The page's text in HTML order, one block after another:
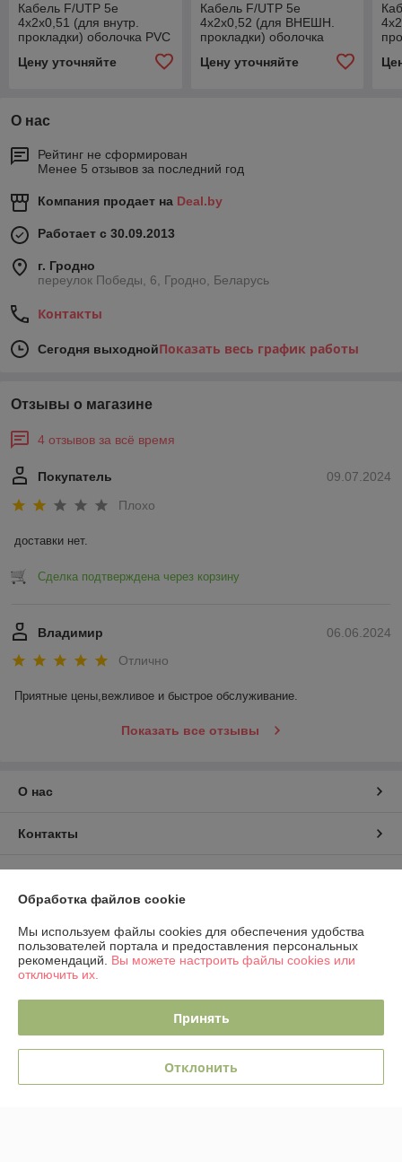
Кабель F/UTP 5е
4х2х0,51 (для внутр.
прокладки) оболочка PVC
Цену уточняйте
Кабель F/UTP 5е
4х2х0,52 (для ВНЕШН.
прокладки) оболочка
Цену уточняйте
О нас
Рейтинг не сформирован
Менее 5 отзывов за последний год
Компания продает на Deal.by
Работает с 30.09.2013
г. Гродно
переулок Победы, 6, Гродно, Беларусь
Контакты
Сегодня выходнойПоказать весь график работы
Отзывы о магазине
4 отзывов за всё время
09.07.2024
Покупатель
Плохо
доставки нет.
Сделка подтверждена через корзину
06.06.2024
Владимир
Отлично
Приятные цены,вежливое и быстрое обслуживание.
Показать все отзывы
О нас
Контакты
Полная версия сайта
Политика обработки cookies
Обработка файлов cookie
Мы используем файлы cookies для обеспечения удобства
пользователей портала и предоставления персональных
рекомендаций. Вы можете настроить файлы cookies или
отключить их.
Принять
Отклонить